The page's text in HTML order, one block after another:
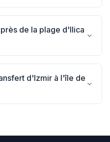
de la plage d'Ilica
d'Izmir à l'île de